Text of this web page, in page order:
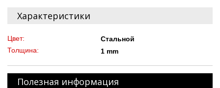
Характеристики
Цвет:
Стальной
Толщина:
1 mm
Полезная информация